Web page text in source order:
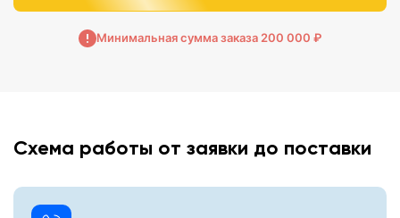
Минимальная сумма заказа 200 000 ₽
Схема работы от заявки до поставки